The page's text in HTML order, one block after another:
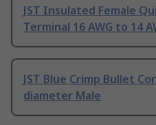
JST Insulated Female
Terminal 16 AWG to 14
JST Blue Crimp Bullet
diameter Male